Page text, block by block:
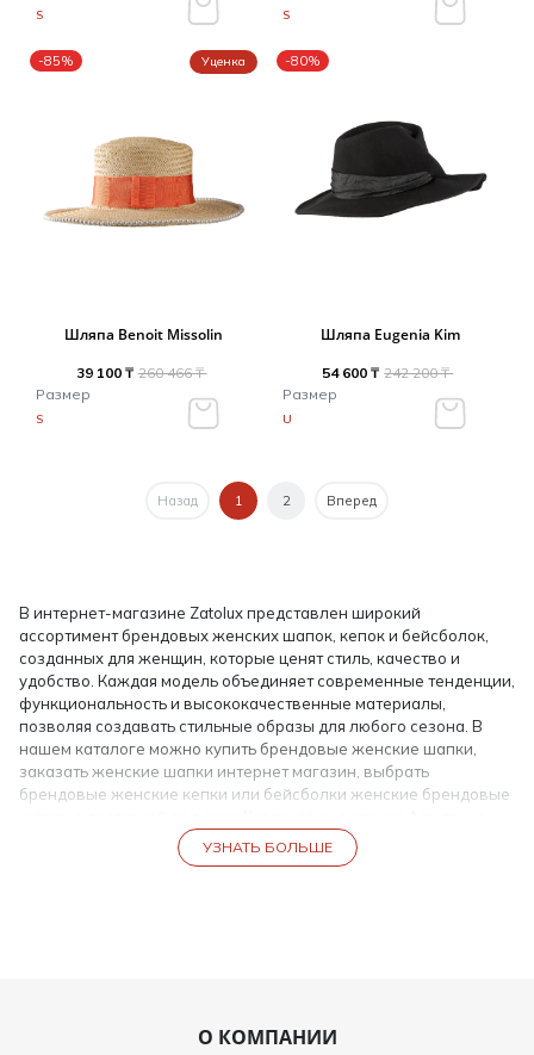
S S
-85% Уценка
Шляпа Benoit Missolin
39 100 ₸ 260 466 ₸
Размер
S
-80%
Шляпа Eugenia Kim
54 600 ₸ 242 200 ₸
Размер
U
Назад 1 2 Вперед
В интернет-магазине Zatolux представлен широкий
ассортимент брендовых женских шапок, кепок и бейсболок,
созданных для женщин, которые ценят стиль, качество и
удобство. Каждая модель объединяет современные тенденции,
функциональность и высококачественные материалы,
позволяя создавать стильные образы для любого сезона. В
нашем каталоге можно купить брендовые женские шапки,
заказать женские шапки интернет магазин, выбрать
брендовые женские кепки или бейсболки женские брендовые
УЗНАТЬ БОЛЬШЕ
О КОМПАНИИ